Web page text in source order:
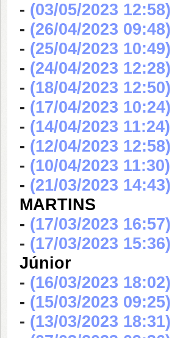
- (03/05/2023 12:58)
- (26/04/2023 09:48)
- (25/04/2023 10:49)
- (24/04/2023 12:28)
- (18/04/2023 12:50)
- (17/04/2023 10:24)
- (14/04/2023 11:24)
- (12/04/2023 12:58)
- (10/04/2023 11:30)
- (21/03/2023 14:43)
MARTINS
- (17/03/2023 16:57)
- (17/03/2023 15:36)
Júnior
- (16/03/2023 18:02)
- (15/03/2023 09:25)
- (13/03/2023 18:31)